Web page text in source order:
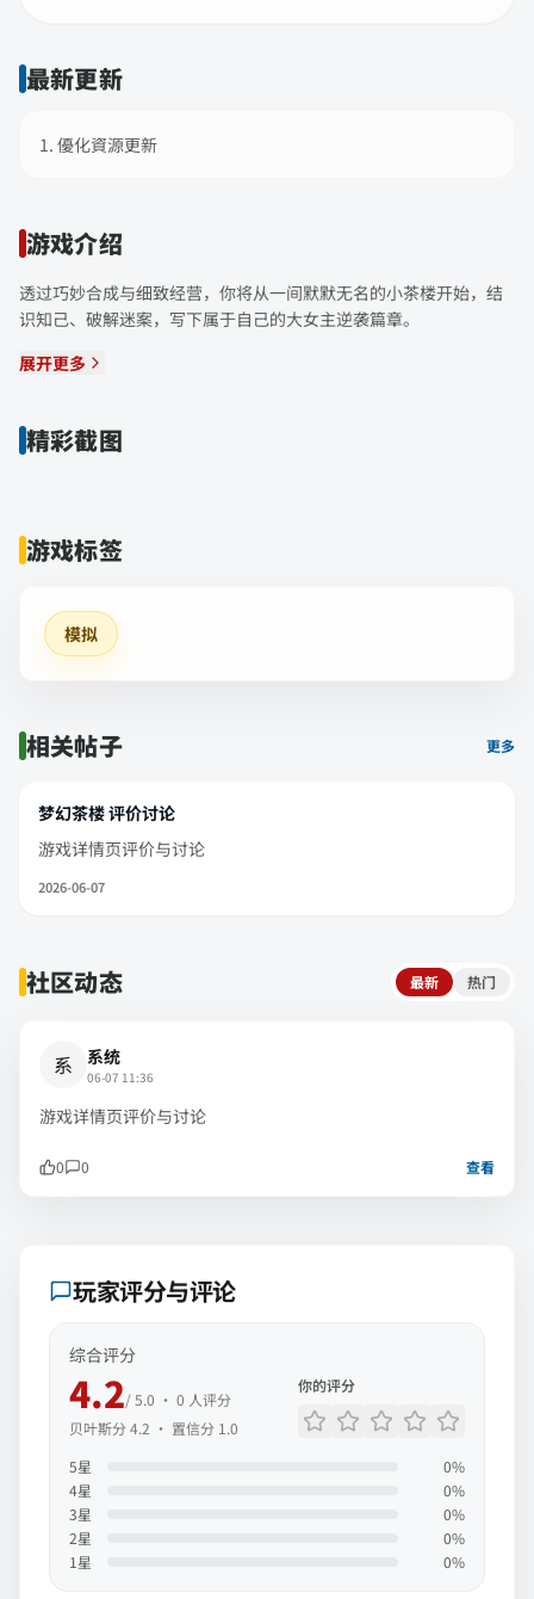
最新更新
1. 優化資源更新
游戏介绍
透过巧妙合成与细致经营，你将从一间默默无名的小茶楼开始，结
识知己、破解迷案，写下属于自己的大女主逆袭篇章。
展开更多
精彩截图
游戏标签
模拟
相关帖子 更多
梦幻茶楼 评价讨论
游戏详情页评价与讨论
2026-06-07
社区动态 最新 热门
系 系统
06-07 11:36
游戏详情页评价与讨论
0 0 查看
玩家评分与评论
综合评分
4.2/ 5.0 · 0 人评分
贝叶斯分4.2 · 置信分 1.0
你的评分
5星 0%
4星 0%
3星 0%
2星 0%
1 星 0%